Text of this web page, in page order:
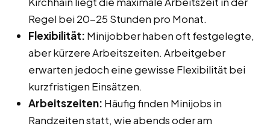
Regel bei 20-25 Stunden pro Monat.
Flexibilität: Minijobber haben oft festgelegte,
aber kürzere Arbeitszeiten. Arbeitgeber
erwarten jedoch eine gewisse Flexibilität bei
kurzfristigen Einsätzen.
Arbeitszeiten: Häufig finden Minijobs in
Randzeiten statt, wie abends oder am